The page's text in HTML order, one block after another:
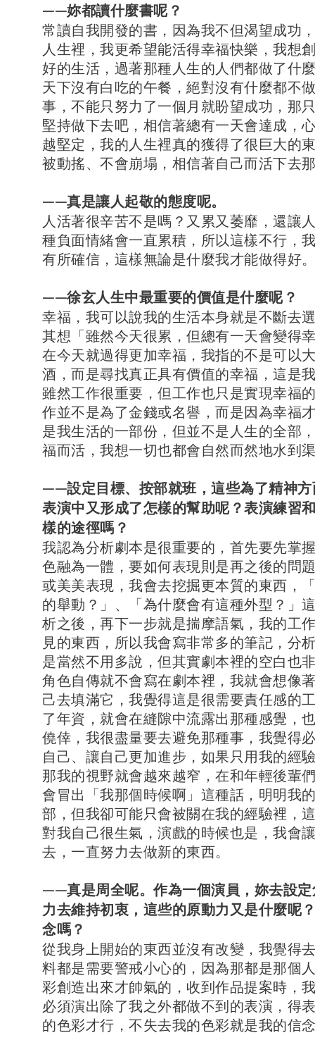
——妳都讀什麼書呢？
常讀自我開發的書，因為我不但渴望成功
人生裡，我更希望能活得幸福快樂，我想
好的生活，過著那種人生的人們都做了什
天下沒有白吃的午餐，絕對沒有什麼都不
事，不能只努力了一個月就盼望成功，那
堅持做下去吧，相信著總有一天會達成，
越堅定，我的人生裡真的獲得了很巨大的
被動搖、不會崩塌，相信著自己而活下去
——真是讓人起敬的態度呢。
人活著很辛苦不是嗎？又累又萎靡，還讓
種負面情緒會一直累積，所以這樣不行，
有所確信，這樣無論是什麼我才能做得好
——徐玄人生中最重要的價值是什麼呢？
幸福，我可以說我的生活本身就是不斷去
其想「雖然今天很累，但總有一天會變得
在今天就過得更加幸福，我指的不是可以
酒，而是尋找真正具有價值的幸福，這是
雖然工作很重要，但工作也只是實現幸福
作並不是為了金錢或名譽，而是因為幸福
是我生活的一部份，但並不是人生的全部
福而活，我想一切也都會自然而然地水到
——設定目標、按部就班，這些為了精神
表演中又形成了怎樣的幫助呢？表演練習
樣的途徑嗎？
我認為分析劇本是很重要的，首先要先掌
色融為一體，要如何表現則是再之後的問
或美美表現，我會去挖掘更本質的東西，
的舉動？」、「為什麼會有這種外型？」
析之後，再下一步就是揣摩語氣，我的工
見的東西，所以我會寫非常多的筆記，分
是當然不用多說，但其實劇本裡的空白也
角色自傳就不會寫在劇本裡，我就會想像
己去填滿它，我覺得這是很需要責任感的
了年資，就會在縫隙中流露出那種感覺，
僥倖，我很盡量要去避免那種事，我覺得
自己、讓自己更加進步，如果只用我的經
那我的視野就會越來越窄，在和年輕後輩
會冒出「我那個時候啊」這種話，明明我
部，但我卻可能只會被關在我的經驗裡，
對我自己很生氣，演戲的時候也是，我會
去，一直努力去做新的東西。
——真是周全呢。作為一個演員，妳去設
力去維持初衷，這些的原動力又是什麼呢
念嗎？
從我身上開始的東西並沒有改變，我覺得
料都是需要警戒小心的，因為那都是那個
彩創造出來才帥氣的，收到作品提案時，
必須演出除了我之外都做不到的表演，得
的色彩才行，不失去我的色彩就是我的信